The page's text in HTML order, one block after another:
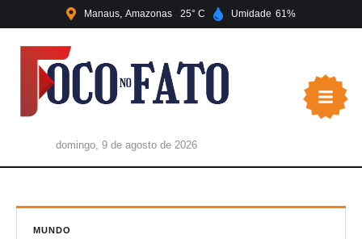
Manaus Amazonas 25 Umidade 61
domingo, 9 de agosto de 2026
MUNDO